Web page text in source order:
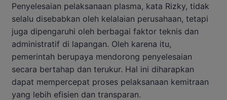
Penyelesaian pelaksanaan plasma, kata Rizky, tidak
selalu disebabkan oleh kelalaian perusahaan, tetapi
juga dipengaruhi oleh berbagai faktor teknis dan
administratif di lapangan. Oleh karena itu,
pemerintah berupaya mendorong penyelesaian
secara bertahap dan terukur. Hal ini diharapkan
dapat mempercepat proses pelaksanaan kemitraan
yang lebih efisien dan transparan.